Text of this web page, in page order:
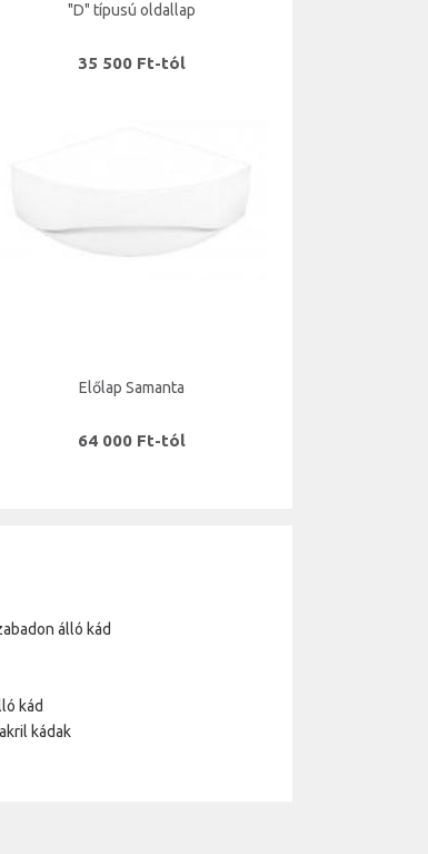
"D" típusú oldallap
35 500 Ft-tól
Előlap Samanta
64 000 Ft-tól
álló kád
kád
kádak